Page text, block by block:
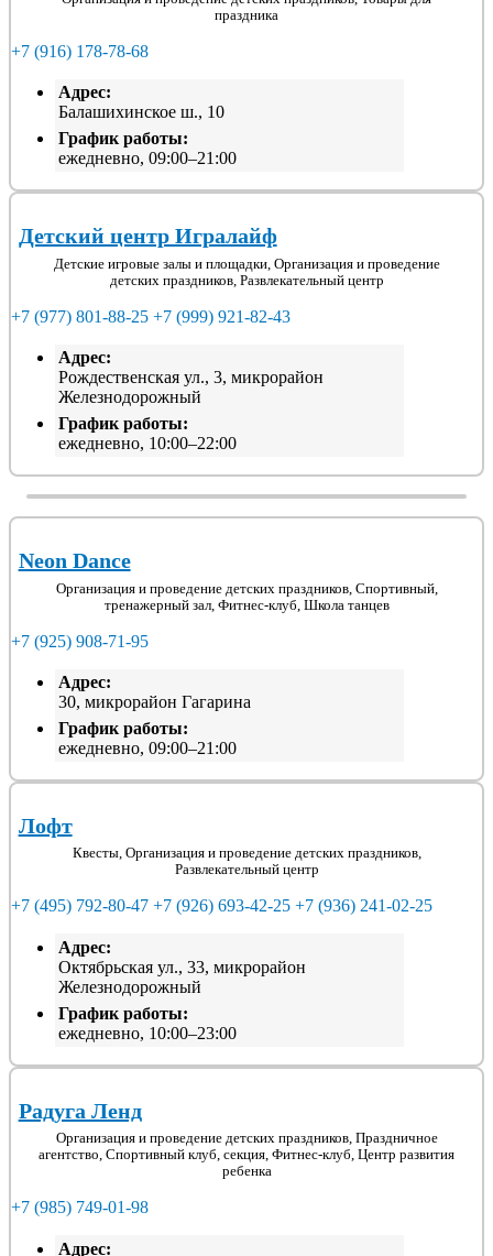
праздника
+7 (916) 178-78-68
Адрес:
Балашихинское ш., 10
График работы:
ежедневно, 09:00–21:00
Детский центр Игралайф
Детские игровые залы и площадки, Организация и проведение
детских праздников, Развлекательный центр
+7 (977) 801-88-25 +7 (999) 921-82-43
Адрес:
Рождественская ул., 3, микрорайон
Железнодорожный
График работы:
ежедневно, 10:00–22:00
Neon Dance
Организация и проведение детских праздников, Спортивный,
тренажерный зал, Фитнес-клуб, Школа танцев
+7 (925) 908-71-95
Адрес:
30, микрорайон Гагарина
График работы:
ежедневно, 09:00–21:00
Лофт
Квесты, Организация и проведение детских праздников,
Развлекательный центр
+7 (495) 792-80-47 +7 (926) 693-42-25 +7 (936) 241-02-25
Адрес:
Октябрьская ул., 33, микрорайон
Железнодорожный
График работы:
ежедневно, 10:00–23:00
Радуга Ленд
Организация и проведение детских праздников, Праздничное
агентство, Спортивный клуб, секция, Фитнес-клуб, Центр развития
ребенка
+7 (985) 749-01-98
Адрес: